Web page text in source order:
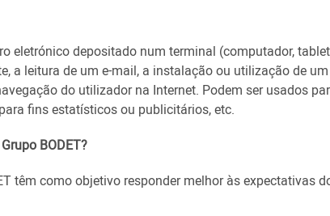
eletrónico depositado num terminal (computador,
a leitura de um e-mail, a instalação ou utilização de
do utilizador na Internet. Podem ser usados
fins estatísticos ou publicitários, etc.
BODET?
têm como objetivo responder melhor às expectativas